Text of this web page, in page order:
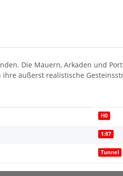
Die Mauern, Arkaden und
äußerst realistische
H0
1:87
Tunnel